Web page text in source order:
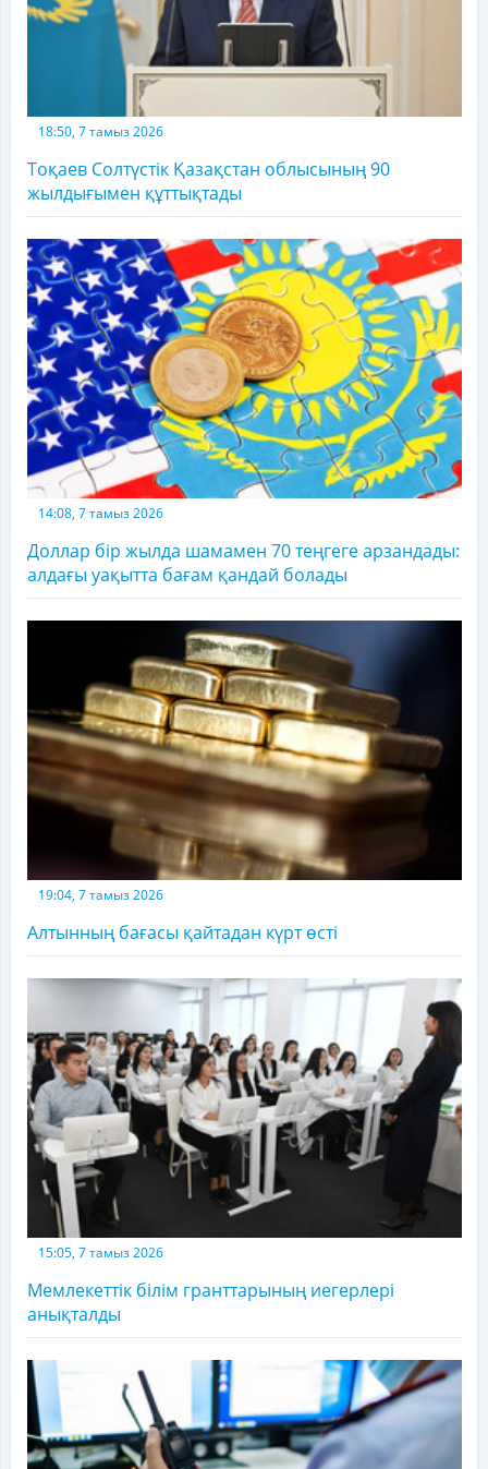
18:50, 7 тамыз 2026
Тоқаев Солтүстік Қазақстан облысының 90
жылдығымен құттықтады
14:08, 7 тамыз 2026
Доллар бір жылда шамамен 70 теңгеге арзандады:
алдағы уақытта бағам қандай болады
19:04, 7 тамыз 2026
Алтынның бағасы қайтадан күрт өсті
15:05, 7 тамыз 2026
Мемлекеттік білім гранттарының иегерлері
анықталды